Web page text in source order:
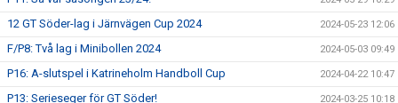
12 GT Söder-lag i Järnvägen Cup 2024 2024-05-23 12:06
F/P8: Två lag i Minibollen 2024 2024-05-03 09:49
P16: A-slutspel i Katrineholm Handboll Cup 2024-04-22 10:47
P13: Serieseger för GT Söder! 2024-03-25 10:18